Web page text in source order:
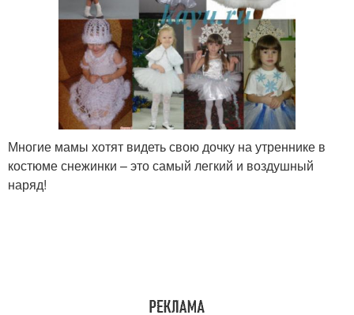
Многие мамы хотят видеть свою дочку на утреннике в
костюме снежинки – это самый легкий и воздушный
наряд!